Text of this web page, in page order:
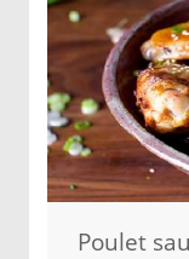
Poulet